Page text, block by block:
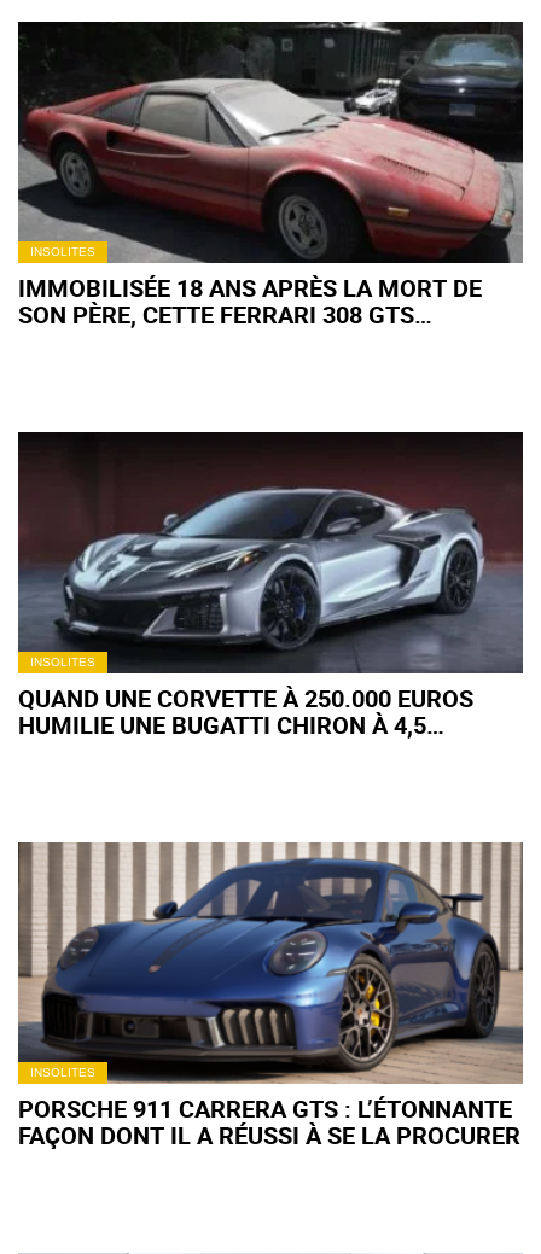
INSOLITES
IMMOBILISÉE 18 ANS APRÈS LA MORT DE
SON PÈRE, CETTE FERRARI 308 GTS
INSOLITES
QUAND UNE CORVETTE À 250.000 EUROS
HUMILIE UNE BUGATTI CHIRON À 4,5
INSOLITES
PORSCHE 911 CARRERA GTS : L’ÉTONNANTE
FAÇON DONT IL A RÉUSSI À SE LA PROCURER